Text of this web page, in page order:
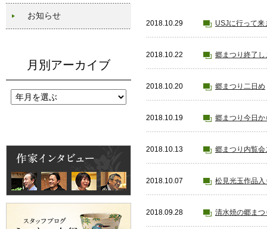
お知らせ
月別アーカイブ
2018.10.29 USJに行って来
2018.10.22 郷まつり終了し
2018.10.20 郷まつり二日め
2018.10.19 郷まつり今日か
2018.10.13 郷まつり内覧
2018.10.07 松見光玉作品入
2018.09.28 清水焼の郷ま